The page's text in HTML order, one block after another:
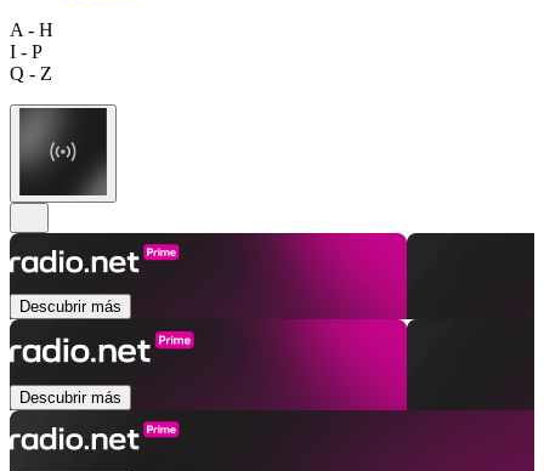
A - H
I - P
Q - Z
Descubrir más
Descubrir más